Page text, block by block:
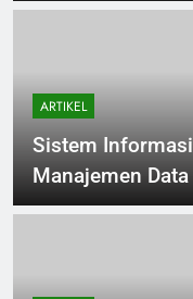
ARTIKEL
Sistem
Manajemen